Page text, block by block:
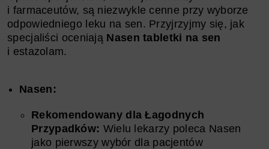
i farmaceutów, są niezwykle cenne przy wyborze
odpowiedniego leku na sen. Przyjrzyjmy się, jak
specjaliści oceniają Nasen tabletki na sen
i estazolam.
Nasen:
Rekomendowany dla Łagodnych
Przypadków: Wielu lekarzy poleca Nasen
jako pierwszy wybór dla pacjentów